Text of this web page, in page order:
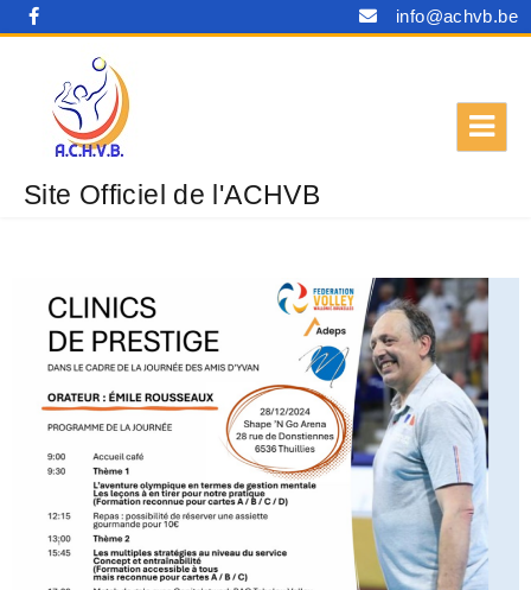
info@achvb.be
Site Officiel de l'ACHVB